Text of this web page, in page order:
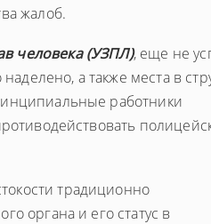
жалоб.
человека (УЗПЛ), еще не
а также места в
работники
традиционно
органа и его статус в